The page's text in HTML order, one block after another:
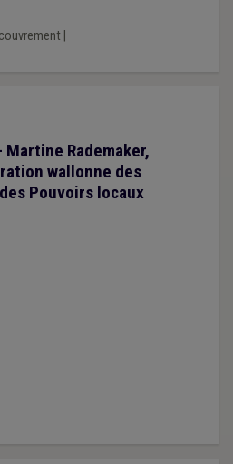
|
Rademaker,
wallonne des
Pouvoirs locaux